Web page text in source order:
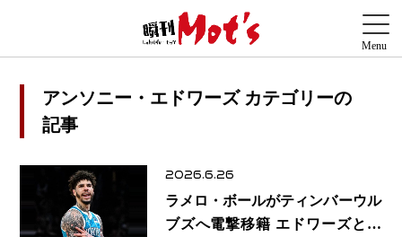
アンソニー・エドワーズ カテゴリーの
記事
2026.6.26
ラメロ・ボールがティンバーウル
ブズへ電撃移籍 エドワーズとの